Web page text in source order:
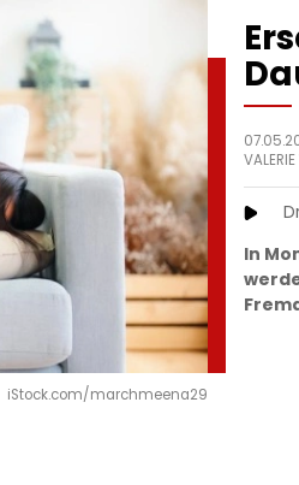
iStock.com/marchmeena29
In